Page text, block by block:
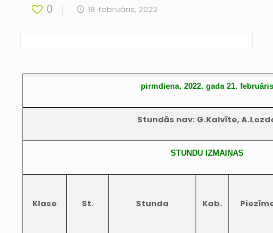
0 18. februāris, 2022
pirmdiena, 2022. gada 21. februāris
Stundās nav: G.Kalvīte,
STUNDU IZMAIŅAS
Klase St. Stunda Kab.